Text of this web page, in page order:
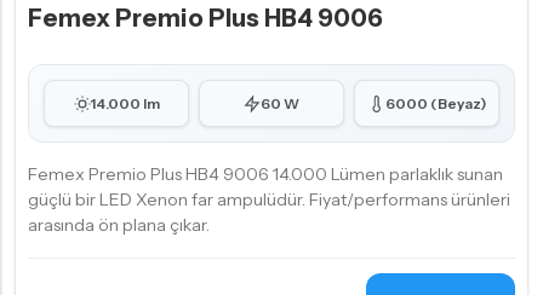
Femex Premio Plus HB4 9006
14.000 lm 60 W 6000 (Beyaz)
Femex Premio Plus HB4 9006 14.000 Lümen parlaklık sunan
güçlü bir LED Xenon far ampulüdür. Fiyat/performans ürünleri
arasında ön plana çıkar.